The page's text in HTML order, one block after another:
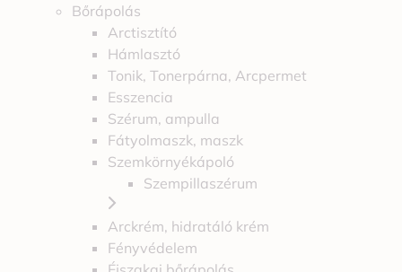
Bőrápolás
Arctisztító
Hámlasztó
Tonik, Tonerpárna, Arcpermet
Esszencia
Szérum, ampulla
Fátyolmaszk, maszk
Szemkörnyékápoló
Szempillaszérum
Arckrém, hidratáló krém
Fényvédelem